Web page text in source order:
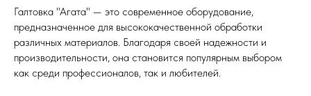
Галтовка "Агата" — это современное оборудование,
предназначенное для высококачественной обработки
различных материалов. Благодаря своей надежности и
производительности, она становится популярным выбором
как среди профессионалов, так и любителей.